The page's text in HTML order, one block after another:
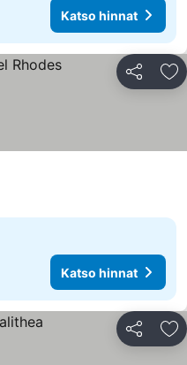
Katso hinnat
Jaa
Katso hinnat
Jaa